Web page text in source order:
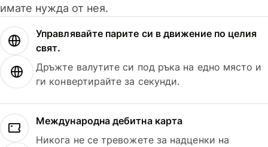
имате нужда от нея.
Управлявайте парите си в движение по целия
свят.
Дръжте валутите си под ръка на едно място и
ги конвертирайте за секунди.
Международна дебитна карта
Никога не се тревожете за надценки на